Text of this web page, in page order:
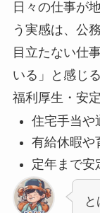
日々の仕事が
う実感は、公
目立たない仕
いる」と感じ
福利厚生・安
住宅手当や
有給休暇や
定年まで安